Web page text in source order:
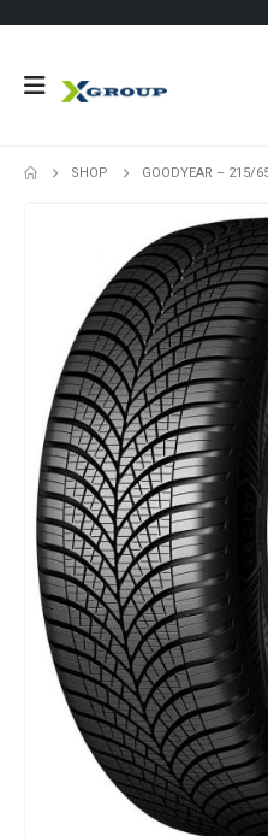
SHOP GOODYEAR – 215/